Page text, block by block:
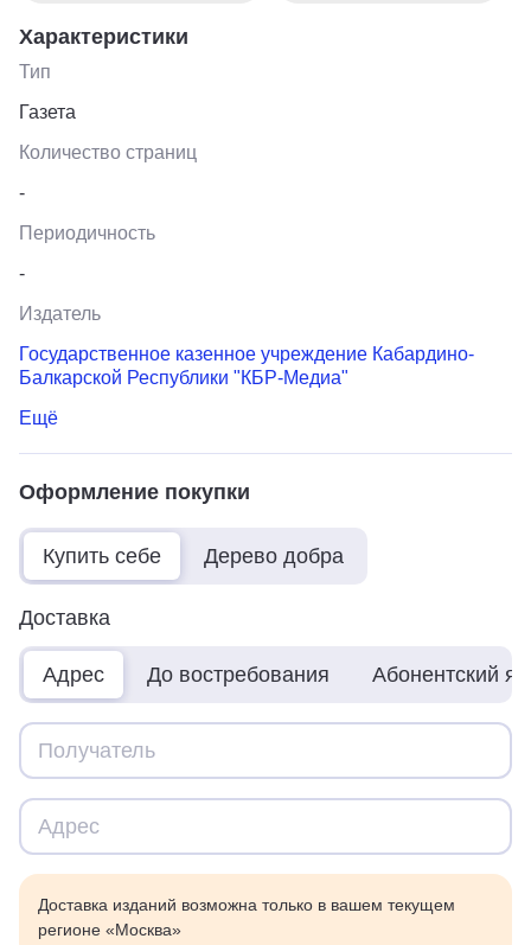
Характеристики
Тип
Газета
Количество страниц
-
Периодичность
-
Издатель
Государственное казенное учреждение Кабардино-
Балкарской Республики "КБР-Медиа"
Ещё
Оформление покупки
Купить себе Дерево добра
Доставка
Адрес До востребования Абонентский
Доставка изданий возможна только в вашем текущем
регионе «Москва»